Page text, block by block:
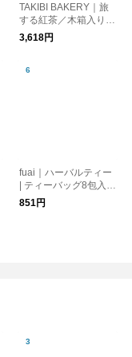
TAKIBI BAKERY｜旅
する紅茶／木箱入り
（7種セット）
3,618円
fuai｜ハーバルティー
| ティーバッグ8包入り
| ノンカフェイン
851円